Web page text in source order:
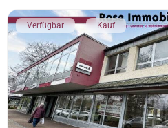
Verfügbar Kauf